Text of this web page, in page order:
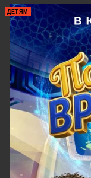
вспыхивает
внимание
до
Юра все
опасная
деда Юры
ДЕТЯМ